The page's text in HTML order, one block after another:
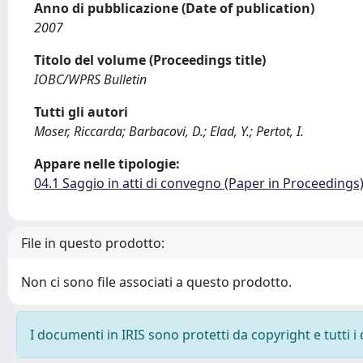
Anno di pubblicazione (Date of publication)
2007
Titolo del volume (Proceedings title)
IOBC/WPRS Bulletin
Tutti gli autori
Moser, Riccarda; Barbacovi, D.; Elad, Y.; Pertot, I.
Appare nelle tipologie:
04.1 Saggio in atti di convegno (Paper in Proceedings)
File in questo prodotto:
Non ci sono file associati a questo prodotto.
I documenti in IRIS sono protetti da copyright e tutti